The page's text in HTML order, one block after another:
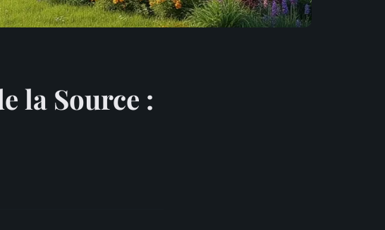
la Source :